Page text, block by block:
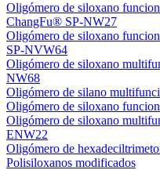
Oligómero de siloxano
ChangFu® SP-NW27
Oligómero de siloxano
SP-NVW64
Oligómero de siloxano
NW68
Oligómero de silano
Oligómero de siloxano
Oligómero de siloxano
ENW22
Oligómero de
Polisiloxanos modificados